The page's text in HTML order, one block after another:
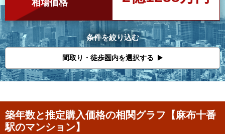
相場価格
条件を絞り込む
間取り・徒歩圏内を選択する
築年数と推定購入価格の相関グラフ【麻布十番
駅のマンション】